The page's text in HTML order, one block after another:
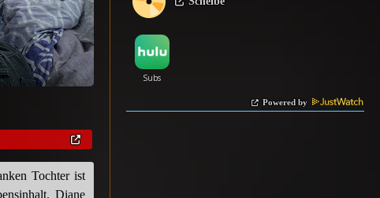
Tochter ist
Diane
Powered by